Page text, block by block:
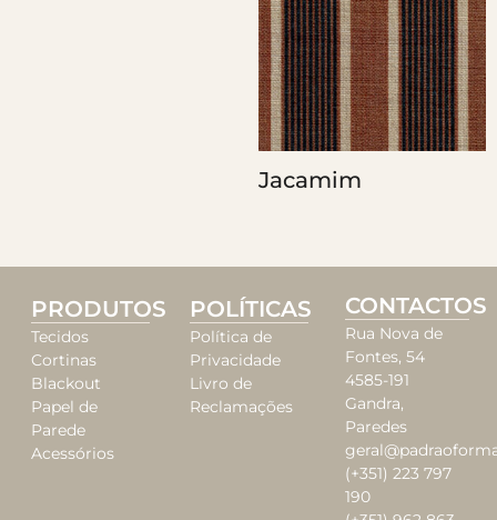
Jacamim
PRODUTOS
Tecidos
Cortinas
Blackout
Papel de
Parede
Acessórios
POLÍTICAS
Política de
Privacidade
Livro de
Reclamações
CONTACTOS
Rua Nova de
Fontes, 54
4585-191
Gandra,
Paredes
(+351) 223 797
190